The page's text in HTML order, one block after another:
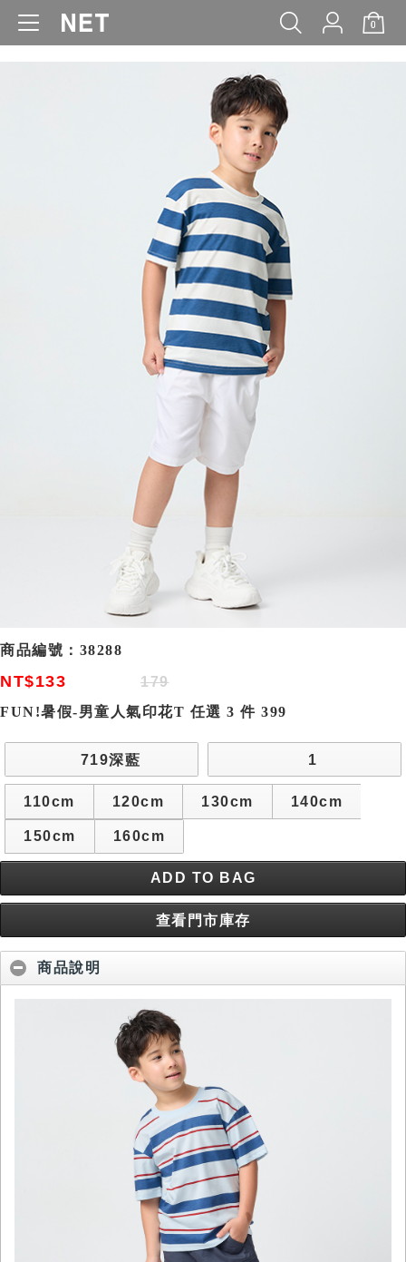
0
WOMEN MEN KIDS BABY
商品編號： 38288
NT$133
179
FUN!暑假-男童人氣印花T 任選 3 件 399
719深藍 1
110cm 120cm 130cm 140cm
150cm 160cm
ADD TO BAG
查看門市庫存
商品說明